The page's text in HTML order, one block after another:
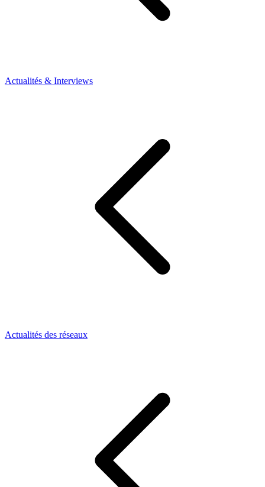
Actualités & Interviews
Actualités des réseaux